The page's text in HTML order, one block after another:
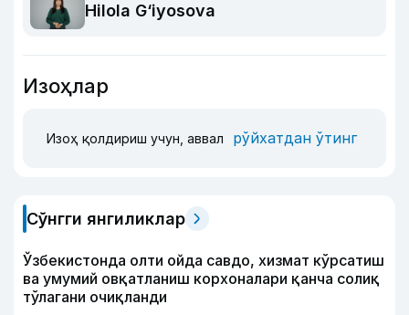
Hilola G‘iyosova
Изоҳлар
Изоҳ қолдириш учун, аввал рўйхатдан ўтинг
Сўнгги янгиликлар
Ўзбекистонда олти ойда савдо, хизмат кўрсатиш
ва умумий овқатланиш корхоналари қанча солиқ
тўлагани очиқланди